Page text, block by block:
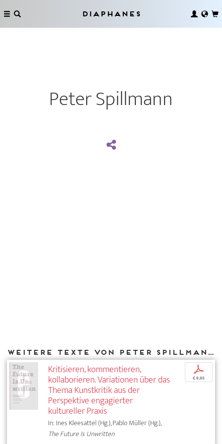
Diaphanes
Peter Spillmann
Weitere Texte von Peter Spillmann bei DIAPHANES
Kritisieren, kommentieren,
kollaborieren. Variationen über das
Thema Kunstkritik aus der
Perspektive engagierter
kultureller Praxis
In: Ines Kleesattel (Hg.), Pablo Müller (Hg.),
The Future Is Unwritten
p
€ 9,95